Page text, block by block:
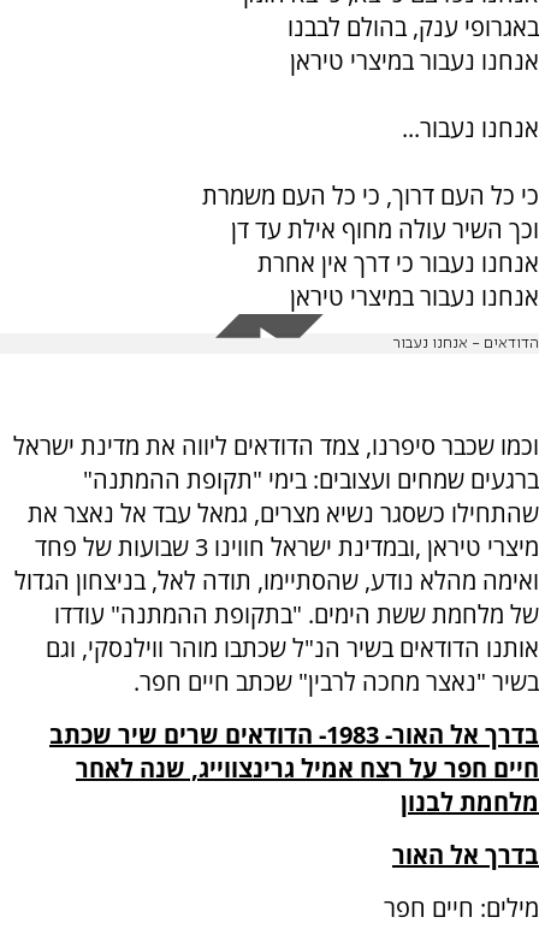
באגרופי ענק, בהולם לבבנו
אנחנו נעבור במיצרי טיראן
אנחנו נעבור...
כי כל העם דרוך, כי כל העם משמרת
וכך השיר עולה מחוף אילת עד דן
אנחנו נעבור כי דרך אין אחרת
אנחנו נעבור במיצרי טיראן
הדודאים - אנחנו נעבור
וכמו שכבר סיפרנו, צמד הדודאים ליווה את מדינת ישראל
ברגעים שמחים ועצובים: בימי "תקופת ההמתנה"
שהתחילו כשסגר נשיא מצרים, גמאל עבד אל נאצר את
מיצרי טיראן ,ובמדינת ישראל חווינו 3 שבועות של פחד
ואימה מהלא נודע, שהסתיימו, תודה לאל, בניצחון הגדול
של מלחמת ששת הימים. "בתקופת ההמתנה" עודדו
אותנו הדודאים בשיר הנ"ל שכתבו מוהר ווילנסקי, וגם
בשיר "נאצר מחכה לרבין" שכתב חיים חפר.
בדרך אל האור- 1983- הדודאים שרים שיר שכתב
חיים חפר על רצח אמיל גרינצווייג, שנה לאחר
מלחמת לבנון
בדרך אל האור
מילים: חיים חפר